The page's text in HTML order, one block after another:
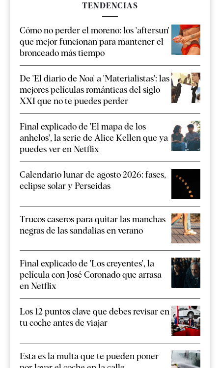
TENDENCIAS
Cómo no perder el moreno: los 'aftersun'
que mejor funcionan para mantener el
bronceado más tiempo
De 'El diario de Noa' a 'Materialistas': las
mejores películas románticas del siglo
XXI que no te puedes perder
Final explicado de 'El mapa de los
anhelos', la serie de Alice Kellen que ya
puedes ver en Netflix
Calendario lunar de agosto 2026: fases,
eclipse solar y Perseidas
Trucos caseros para quitar las manchas
negras de las sandalias en verano
Final explicado de 'Los creyentes', la
película con José Coronado que arrasa
en Netflix
Los 12 puntos clave que debes revisar en
tu coche antes de viajar
Esta es la multa que te pueden poner